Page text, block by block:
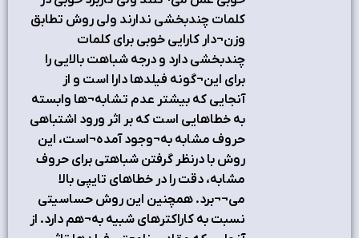
كلمات چندبخشي ندارند ولي روش تطابق
وزن¬دار كارايي خوبي براي كلمات
چندبخشي دارد و درجه شباهت بالايي را
براي اين¬گونه فيلدها دارا است و از
آنجايي كه بيشتر عدم تشابه¬ها وابسته
به خطاهايي است كه بر اثر ورود اشتباهي
حروف مشابه به¬وجود آمده¬است، اين
روش با درنظر گرفتن شباهتي براي حروف
مشابه، دقت را در خطاهاي تايپي بالا
مي¬¬برد. همچنين اين روش حساسيتي
نسبت به كاراكترهاي شبيه به¬هم دارد. از